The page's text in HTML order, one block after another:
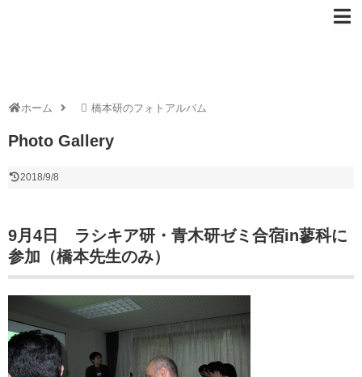
ホーム 橋本研のフォトアルバム
Photo Gallery
2018/9/8
9月4日 ラシキア研・青木研ゼミ合宿in蓼科に
参加（橋本先生のみ）